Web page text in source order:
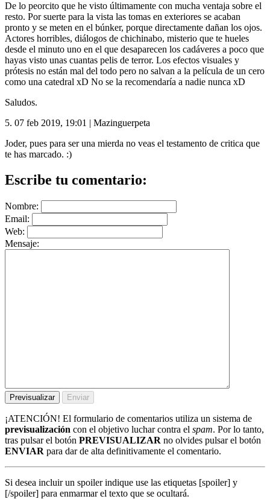
De lo peorcito que he visto últimamente con mucha ventaja sobre el
resto. Por suerte para la vista las tomas en exteriores se acaban
pronto y se meten en el búnker, porque directamente dañan los ojos.
Actores horribles, diálogos de chichinabo, misterio que te hueles
desde el minuto uno en el que desaparecen los cadáveres a poco que
hayas visto unas cuantas pelis de terror. Los efectos visuales y
prótesis no están mal del todo pero no salvan a la película de un cero
como una catedral xD No se la recomendaría a nadie nunca xD
Saludos.
5. 07 feb 2019, 19:01 | Mazinguerpeta
Joder, pues para ser una mierda no veas el testamento de critica que
te has marcado. :)
Escribe tu comentario:
Nombre:
Email:
Web:
Mensaje:
¡ATENCIÓN! El formulario de comentarios utiliza un sistema de
previsualización con el objetivo luchar contra el spam. Por lo tanto,
tras pulsar el botón PREVISUALIZAR no olvides pulsar el botón
ENVIAR para dar de alta definitivamente el comentario.
Si desea incluir un spoiler indique use las etiquetas [spoiler] y
[/spoiler] para enmarmar el texto que se ocultará.